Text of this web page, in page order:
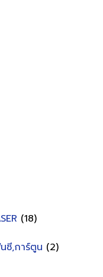
(18)
ซี,การ์ตูน (2)